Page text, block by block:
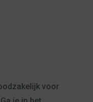
voor